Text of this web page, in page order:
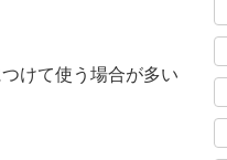
けて使う場合が多い